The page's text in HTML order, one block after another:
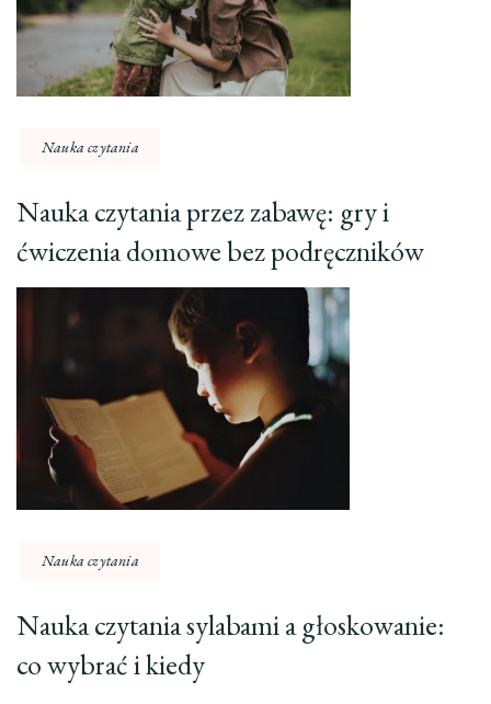
Nauka czytania
Nauka czytania przez zabawę: gry i
ćwiczenia domowe bez podręczników
Nauka czytania
Nauka czytania sylabami a głoskowanie:
co wybrać i kiedy